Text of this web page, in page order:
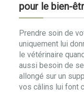
pour le bien-
Prendre soin de
uniquement lui
le vétérinaire
aussi besoin de
allongé sur un
vos câlins lui font